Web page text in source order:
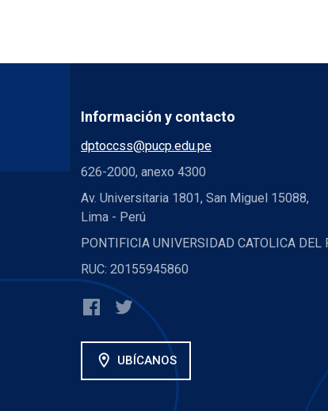
Información y contacto
dptoccss@pucp.edu.pe
626-2000, anexo 4300
Av. Universitaria 1801, San Miguel 15088,
Lima - Perú
PONTIFICIA UNIVERSIDAD CATOLICA DEL
RUC: 20155945860
location_on UBÍCANOS